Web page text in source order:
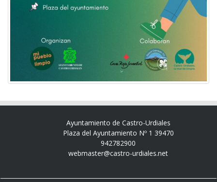
Ayuntamiento de Castro-Urdiales
Plaza del Ayuntamiento Nº 1 39470
942782900
webmaster@castro-urdiales.net